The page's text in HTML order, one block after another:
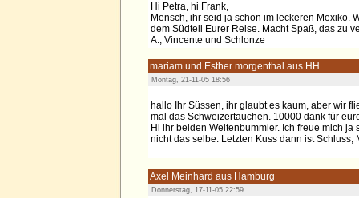
Hi Petra, hi Frank,
Mensch, ihr seid ja schon im leckeren Mexiko.
dem Südteil Eurer Reise. Macht Spaß, das zu
A., Vincente und Schlonze
mariam und Esther morgenthal aus HH
Montag, 21-11-05 18:56
hallo Ihr Süssen, ihr glaubt es kaum, aber wir
mal das Schweizertauchen. 10000 dank für
Hi ihr beiden Weltenbummler. Ich freue mich
nicht das selbe. Letzten Kuss dann ist Schluss,
Axel Meinhard aus Hamburg
Donnerstag, 17-11-05 22:59